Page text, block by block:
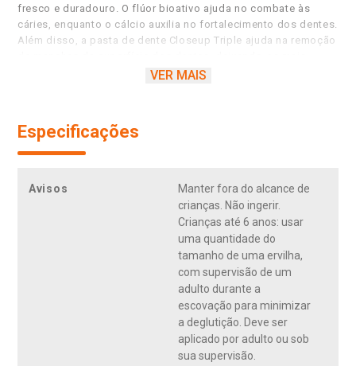
fresco e duradouro. O flúor bioativo ajuda no combate às
cáries, enquanto o cálcio auxilia no fortalecimento dos dentes.
Além disso, a pasta de dente Closeup Triple ajuda na remoção
brancos a cada escovação. O sabor de Triple Menta
frescor do sabor menta americana. Hálito fresco e dentes
fortes e brancos para você ter confiança de chegar mais
tamanho de 70g. Experimente também as outras variedades de
Closeup Triple: Hortelã e Menta. Ao escovar seus dentes todos
os dias após as refeições com creme dental e escova de
dentes Closeup, você os protege contra as bactérias e o mau
hálito. A Federação Dental Internacional reconhece que
escovar os dentes duas vezes por dia com um creme dental
com flúor como Closeup Triple Menta Americana é benéfico
para a saúde bucal. Closeup Triple proporciona dentes fortes,
dentes brancos e hálito fresco. A fórmula de Closeup Triple
Menta Americana possui flúor bioativo e cálcio. O flúor
bioativo presente na fórmula de Closeup Triple Menta
Americana ajuda no combate às cáries. O cálcio presente na
VER MAIS
Especificações
Avisos
Manter fora do alcance de
crianças. Não ingerir.
Crianças até 6 anos: usar
uma quantidade do
tamanho de uma ervilha,
com supervisão de um
adulto durante a
escovação para minimizar
a deglutição. Deve ser
aplicado por adulto ou sob
sua supervisão.